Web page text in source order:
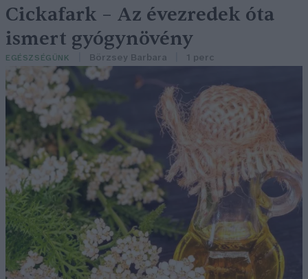
Cickafark – Az évezredek óta
ismert gyógynövény
EGÉSZSÉGÜNK Börzsey Barbara 1 perc